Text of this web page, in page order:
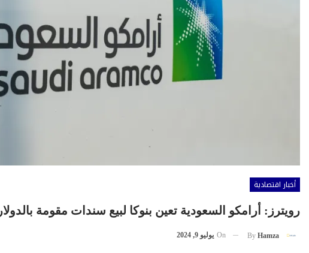
أخبار اقتصادية
رويترز: أرامكو السعودية تعين بنوكا لبيع سندات مقومة بالدولار
By Hamza
On يوليو 9, 2024